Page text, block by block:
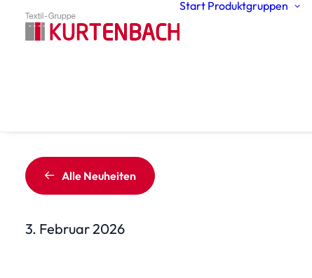
Start Produktgruppen
Alle Neuheiten
3. Februar 2026